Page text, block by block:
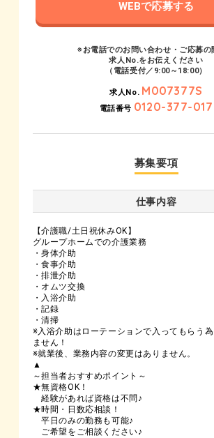
WEBで応募する
※お電話でのお問い合わせ・ご応募の
求人No.をお伝えください
（電話受付／9:00～18:00）
求人No. M007377S
電話番号 0120-377-017
募集要項
仕事内容
【介護職/土日祝休みOK】
グループホームでの介護業務
・身体介助
・食事介助
・排泄介助
・オムツ交換
・入浴介助
・記録
・清掃
※入浴介助はローテーションで入ってもらう
ません！
※就業後、業務内容の変更はありません。
▲
～担当者おすすめポイント～
★無資格OK！
経験があれば資格は不問♪
★時間・日数応相談！
平日のみの勤務も可能♪
ご希望をご相談ください♪